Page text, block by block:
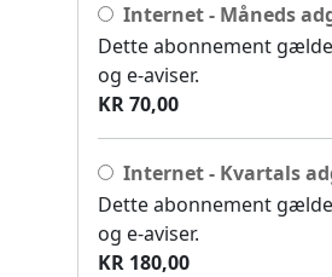
Internet - Måneds
Dette abonnement
og e-aviser.
KR 70,00
Internet - Kvartals
Dette abonnement
og e-aviser.
KR 180,00